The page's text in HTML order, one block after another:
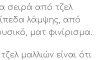
σειρά από τζελ
λάμψης, από
ματ φινίρισμα.
μαλλιών είναι ότι